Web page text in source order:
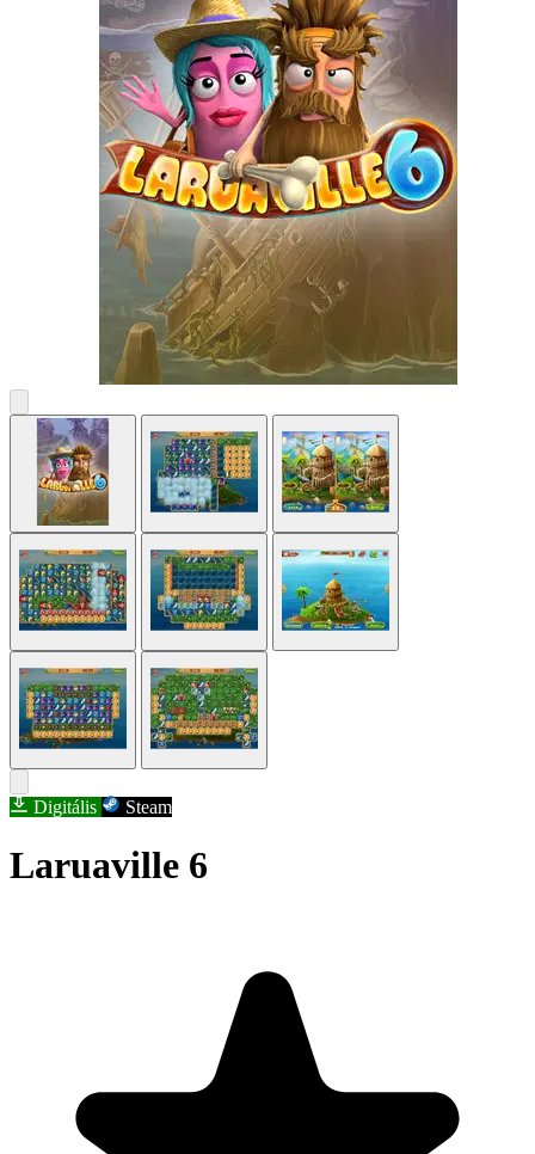
Digitális Steam
Laruaville 6